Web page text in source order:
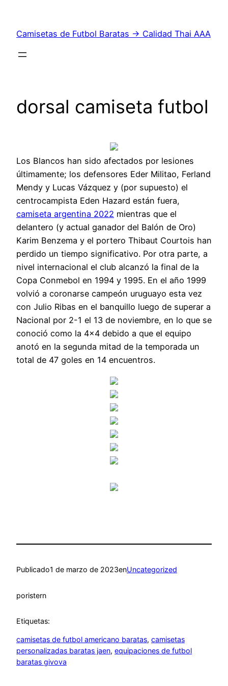
contenido
Camisetas de Futbol Baratas → Calidad Thai AAA
dorsal camiseta futbol
Los Blancos han sido afectados por lesiones
últimamente; los defensores Eder Militao, Ferland
Mendy y Lucas Vázquez y (por supuesto) el
centrocampista Eden Hazard están fuera,
camiseta argentina 2022 mientras que el
delantero (y actual ganador del Balón de Oro)
Karim Benzema y el portero Thibaut Courtois han
perdido un tiempo significativo. Por otra parte, a
nivel internacional el club alcanzó la final de la
Copa Conmebol en 1994 y 1995. En el año 1999
volvió a coronarse campeón uruguayo esta vez
con Julio Ribas en el banquillo luego de superar a
Nacional por 2-1 el 13 de noviembre, en lo que se
conoció como la 4×4 debido a que el equipo
anotó en la segunda mitad de la temporada un
total de 47 goles en 14 encuentros.
Publicado1 de marzo de 2023enUncategorized
poristern
Etiquetas:
camisetas de futbol americano baratas, camisetas
personalizadas baratas jaen, equipaciones de futbol
baratas givova